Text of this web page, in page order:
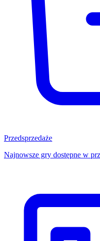
Przedsprzedaże
Najnowsze gry dostępne w